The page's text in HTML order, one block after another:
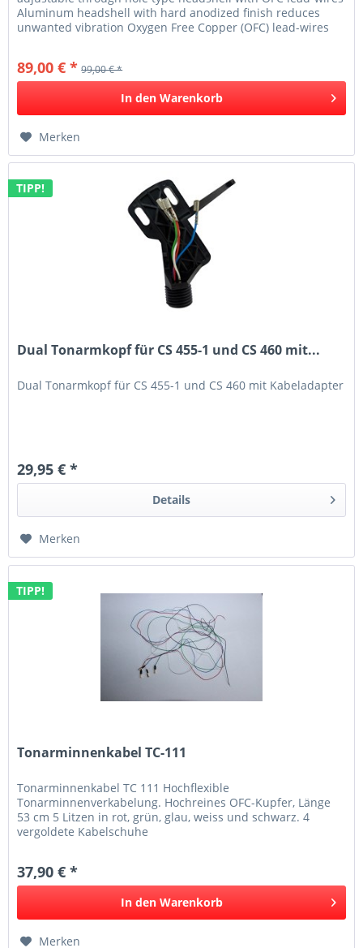
Aluminum headshell with hard anodized finish reduces
unwanted vibration Oxygen Free Copper (OFC) lead-wires
89,00 € * 99,00 € *
In den Warenkorb
Merken
TIPP!
Dual Tonarmkopf für CS 455-1 und CS 460 mit...
Dual Tonarmkopf für CS 455-1 und CS 460 mit Kabeladapter
29,95 € *
Details
Merken
TIPP!
Tonarminnenkabel TC-111
Tonarminnenkabel TC 111 Hochflexible
Tonarminnenverkabelung. Hochreines OFC-Kupfer, Länge
53 cm 5 Litzen in rot, grün, glau, weiss und schwarz. 4
vergoldete Kabelschuhe
37,90 € *
In den Warenkorb
Merken